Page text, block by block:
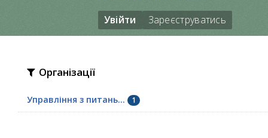
Увійти Зареєструватись
Організації
Управління з питань... 1